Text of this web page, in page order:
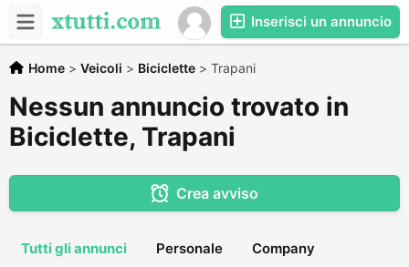
Inserisci un annuncio
Home > Veicoli > Biciclette > Trapani
Nessun annuncio trovato in
Biciclette, Trapani
Crea avviso
Tutti gli annunci Personale Company